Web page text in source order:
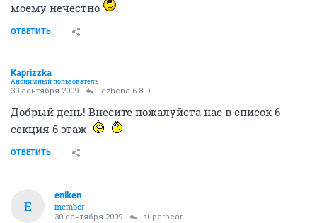
моему нечестно
ОТВЕТИТЬ
Kaprizzka
Анонимный пользователь
30 сентября 2009 lezhena 6 8-D
Добрый день! Внесите пожалуйста нас в список 6
секция 6 этаж
ОТВЕТИТЬ
E
eniken
member
30 сентября 2009 superbear